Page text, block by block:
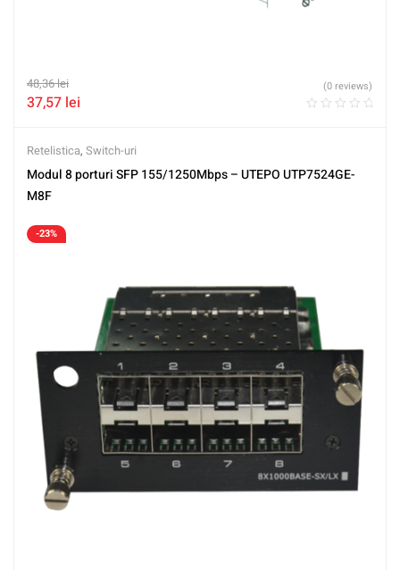
48,36lei
37,57 lei
(0 reviews)
Retelistica, Switch-uri
Modul 8 porturi SFP 155/1250Mbps – UTEPO UTP7524GE-
M8F
-23%